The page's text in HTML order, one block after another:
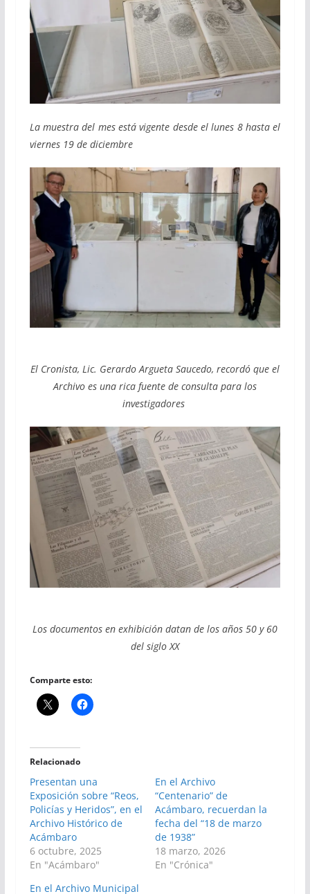
La muestra del mes está vigente desde el lunes 8 hasta el
viernes 19 de diciembre
El Cronista, Lic. Gerardo Argueta Saucedo, recordó que el
Archivo es una rica fuente de consulta para los
investigadores
Los documentos en exhibición datan de los años 50 y 60
del siglo XX
Comparte esto:
Relacionado
Presentan una
Exposición sobre “Reos,
Policías y Heridos”, en el
Archivo Histórico de
Acámbaro
6 octubre, 2025
En "Acámbaro"
En el Archivo
“Centenario” de
Acámbaro, recuerdan la
fecha del “18 de marzo
de 1938”
18 marzo, 2026
En "Crónica"
En el Archivo Municipal